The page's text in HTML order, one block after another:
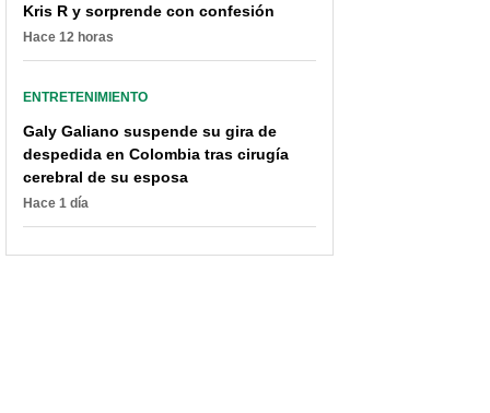
Kris R y sorprende con confesión
Hace 12 horas
ENTRETENIMIENTO
Galy Galiano suspende su gira de
despedida en Colombia tras cirugía
cerebral de su esposa
Hace 1 día